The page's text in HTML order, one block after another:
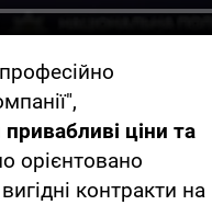
привабливі ціни та
орієнтовано
контракти на